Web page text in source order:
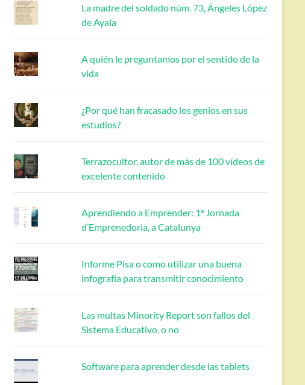
La madre del soldado núm. 73, Ángeles López
de Ayala
A quién le preguntamos por el sentido de la
vida
¿Por qué han fracasado los genios en sus
estudios?
Terrazocultor, autor de más de 100 vídeos de
excelente contenido
Aprendiendo a Emprender: 1ª Jornada
d’Emprenedoria, a Catalunya
Informe Pisa o como utilizar una buena
infografía para transmitir conocimiento
Las multas Minority Report son fallos del
Sistema Educativo, o no
Software para aprender desde las tablets